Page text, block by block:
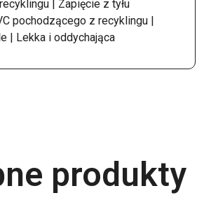
| Zapięcie z tyłu
pochodzącego z recyklingu |
| Lekka i oddychająca
produkty